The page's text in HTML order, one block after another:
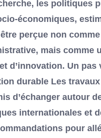
les politiques
économiques,
perçue non
mais comme
d’innovation. Un pas
durable Les
d’échanger autour
internationales et
pour